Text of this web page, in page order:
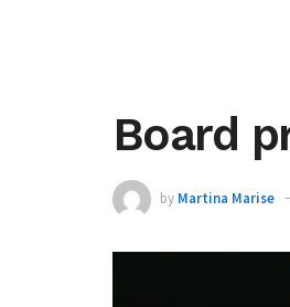
Board
by Martina Marise